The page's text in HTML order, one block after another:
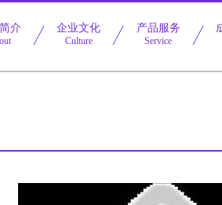
介 企业文化
Culture
产品服务
Service